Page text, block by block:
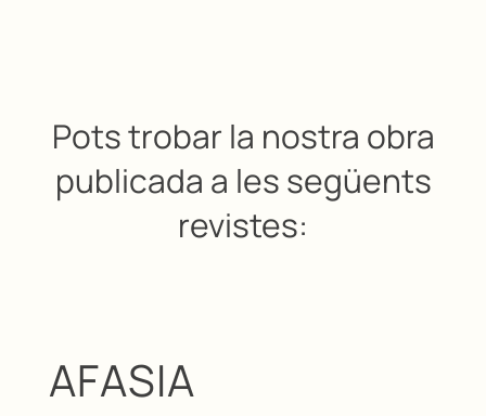
Pots trobar la nostra obra
publicada a les següents
revistes:
AFASIA